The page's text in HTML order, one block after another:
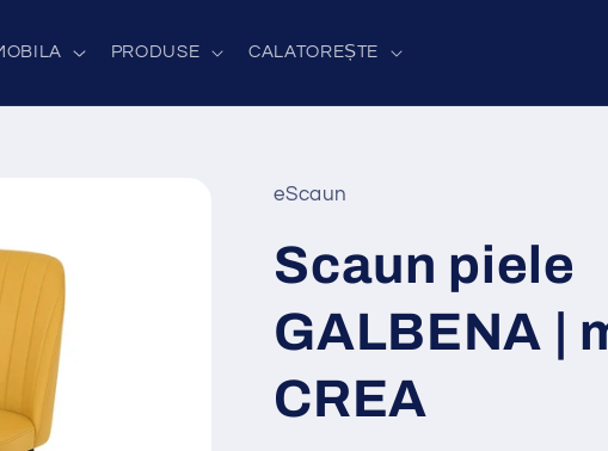
PRODUSE CALATOREȘTE
eScaun
Scaun piele
GALBENA |
CREA